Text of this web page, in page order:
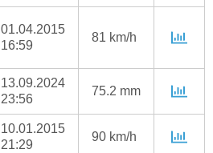
01.04.2015
16:59
81 km/h
13.09.2024
23:56
75.2 mm
10.01.2015
21:29
90 km/h